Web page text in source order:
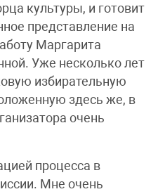
культуры, и готовит
представление на
Маргарита
Уже несколько лет
избирательную
здесь же, в
очень
процесса в
Мне очень